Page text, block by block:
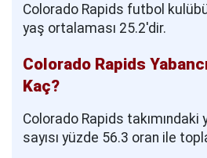
Colorado Rapids futbol
yaş ortalaması 25.2'dir.
Colorado Rapids
Kaç?
Colorado Rapids takımındaki
sayısı yüzde 56.3 oran ile